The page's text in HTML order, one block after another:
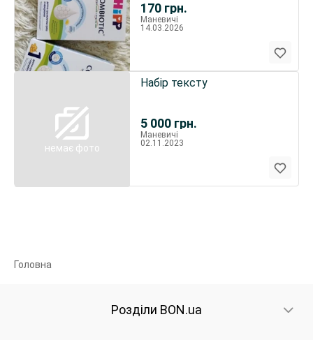
170 грн.
Маневичі
14.03.2026
немає фото
5 000 грн.
Набір тексту
Маневичі
02.11.2023
Головна
Розділи BON.ua